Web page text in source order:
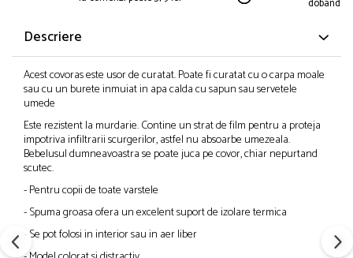
dobanda
Descriere
Acest covoras este usor de curatat. Poate fi curatat cu o carpa moale
sau cu un burete inmuiat in apa calda cu sapun sau servetele
umede
Este rezistent la murdarie. Contine un strat de film pentru a proteja
impotriva infiltrarii scurgerilor, astfel nu absoarbe umezeala.
Bebelusul dumneavoastra se poate juca pe covor, chiar nepurtand
scutec.
- Pentru copii de toate varstele
- Spuma groasa ofera un excelent suport de izolare termica
- Se pot folosi in interior sau in aer liber